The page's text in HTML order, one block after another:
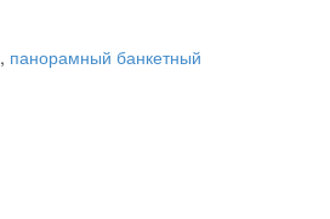
, панорамный банкетный